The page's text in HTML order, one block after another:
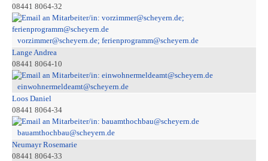
08441 8064-32
vorzimmer@scheyern.de; ferienprogramm@scheyern.de
Lange Andrea
08441 8064-10
einwohnermeldeamt@scheyern.de
Loos Daniel
08441 8064-34
bauamthochbau@scheyern.de
Neumayr Rosemarie
08441 8064-33